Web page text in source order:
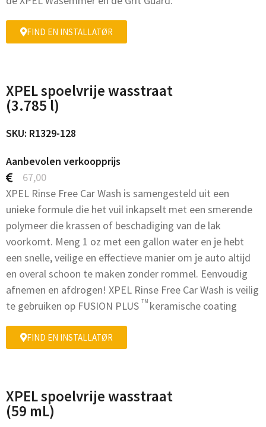
FIND EN INSTALLATØR
XPEL spoelvrije wasstraat
(3.785 l)
SKU: R1329-128
Aanbevolen verkoopprijs
67,00
XPEL Rinse Free Car Wash is samengesteld uit een
unieke formule die het vuil inkapselt met een smerende
polymeer die krassen of beschadiging van de lak
voorkomt. Meng 1 oz met een gallon water en je hebt
een snelle, veilige en effectieve manier om je auto altijd
en overal schoon te maken zonder rommel. Eenvoudig
afnemen en afdrogen! XPEL Rinse Free Car Wash is veilig
te gebruiken op FUSION PLUS TM keramische coating
FIND EN INSTALLATØR
XPEL spoelvrije wasstraat
(59 mL)